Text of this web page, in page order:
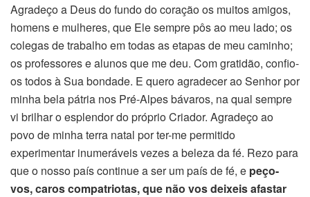
Agradeço a Deus do fundo do coração os muitos amigos,
homens e mulheres, que Ele sempre pôs ao meu lado; os
colegas de trabalho em todas as etapas de meu caminho;
os professores e alunos que me deu. Com gratidão, confio-
os todos à Sua bondade. E quero agradecer ao Senhor por
minha bela pátria nos Pré-Alpes bávaros, na qual sempre
vi brilhar o esplendor do próprio Criador. Agradeço ao
povo de minha terra natal por ter-me permitido
experimentar inumeráveis vezes a beleza da fé. Rezo para
que o nosso país continue a ser um país de fé, e peço-
vos, caros compatriotas, que não vos deixeis afastar